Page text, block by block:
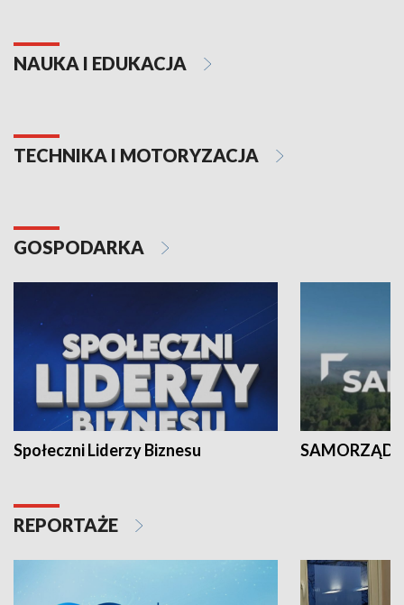
NAUKA I EDUKACJA
TECHNIKA I MOTORYZACJA
GOSPODARKA
Społeczni Liderzy Biznesu SAMORZĄD
REPORTAŻE